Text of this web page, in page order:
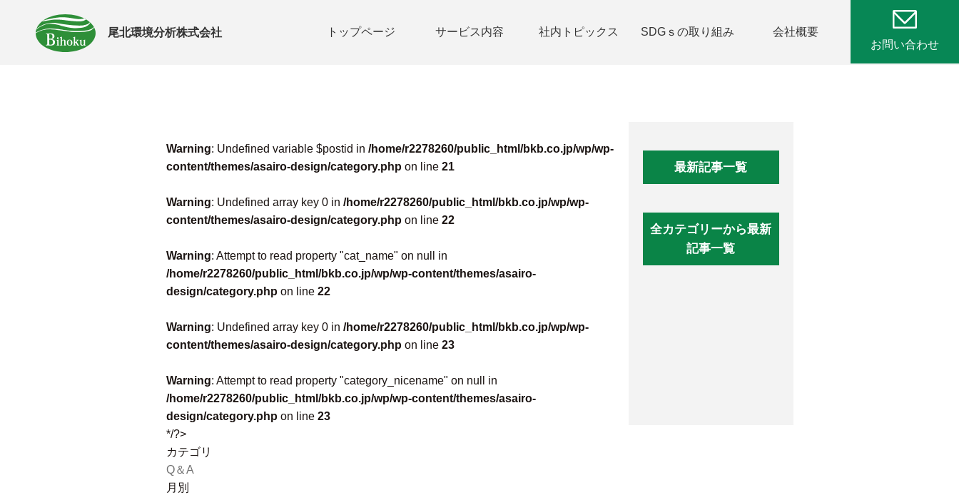
尾北環境分析株式会社 トップページ サービス内容 社内トピックス SDGｓの取り組み
会社概要
お問い合わせ
Warning: Undefined variable $postid in /home/r2278260/public_html/bkb.co.jp/wp/wp-
content/themes/asairo-design/category.php on line 21
Warning: Undefined array key 0 in /home/r2278260/public_html/bkb.co.jp/wp/wp-
content/themes/asairo-design/category.php on line 22
Warning: Attempt to read property "cat_name" on null in
/home/r2278260/public_html/bkb.co.jp/wp/wp-content/themes/asairo-
design/category.php on line 22
Warning: Undefined array key 0 in /home/r2278260/public_html/bkb.co.jp/wp/wp-
content/themes/asairo-design/category.php on line 23
Warning: Attempt to read property "category_nicename" on null in
/home/r2278260/public_html/bkb.co.jp/wp/wp-content/themes/asairo-
design/category.php on line 23
最新記事一覧
全カテゴリーから最新
記事一覧
*/?>
カテゴリ
Q＆A
月別